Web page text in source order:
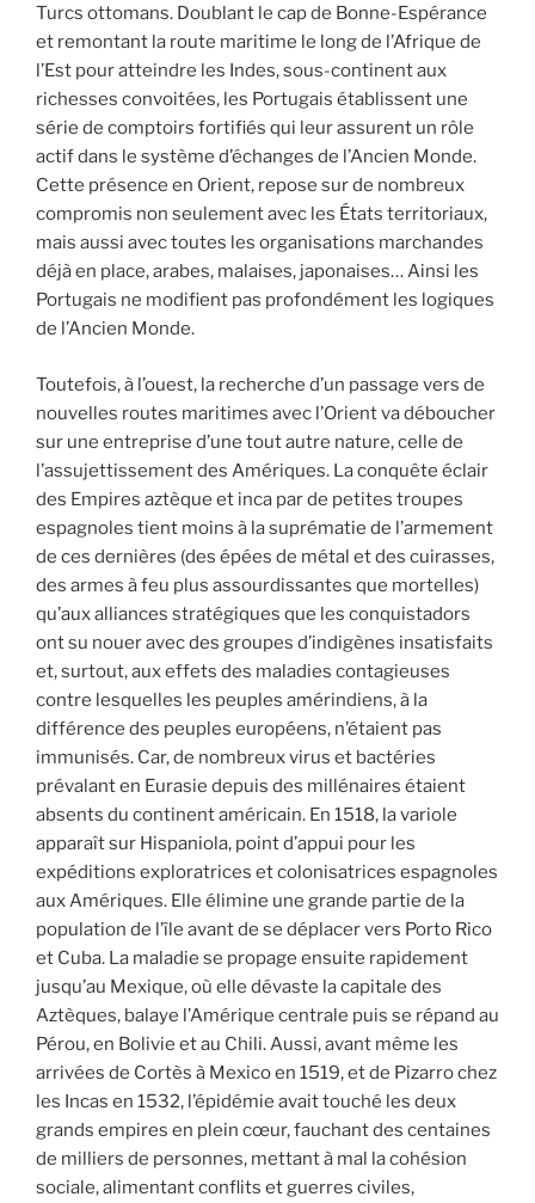
Turcs ottomans. Doublant le cap de Bonne-Espérance
et remontant la route maritime le long de l’Afrique de
l’Est pour atteindre les Indes, sous-continent aux
richesses convoitées, les Portugais établissent une
série de comptoirs fortifiés qui leur assurent un rôle
actif dans le système d’échanges de l’Ancien Monde.
Cette présence en Orient, repose sur de nombreux
compromis non seulement avec les États territoriaux,
mais aussi avec toutes les organisations marchandes
déjà en place, arabes, malaises, japonaises… Ainsi les
Portugais ne modifient pas profondément les logiques
de l’Ancien Monde.
Toutefois, à l’ouest, la recherche d’un passage vers de
nouvelles routes maritimes avec l’Orient va déboucher
sur une entreprise d’une tout autre nature, celle de
l’assujettissement des Amériques. La conquête éclair
des Empires aztèque et inca par de petites troupes
espagnoles tient moins à la suprématie de l’armement
de ces dernières (des épées de métal et des cuirasses,
des armes à feu plus assourdissantes que mortelles)
qu’aux alliances stratégiques que les conquistadors
ont su nouer avec des groupes d’indigènes insatisfaits
et, surtout, aux effets des maladies contagieuses
contre lesquelles les peuples amérindiens, à la
différence des peuples européens, n’étaient pas
immunisés. Car, de nombreux virus et bactéries
prévalant en Eurasie depuis des millénaires étaient
absents du continent américain. En 1518, la variole
apparaît sur Hispaniola, point d’appui pour les
expéditions exploratrices et colonisatrices espagnoles
aux Amériques. Elle élimine une grande partie de la
population de l’île avant de se déplacer vers Porto Rico
et Cuba. La maladie se propage ensuite rapidement
jusqu’au Mexique, où elle dévaste la capitale des
Aztèques, balaye l’Amérique centrale puis se répand au
Pérou, en Bolivie et au Chili. Aussi, avant même les
arrivées de Cortès à Mexico en 1519, et de Pizarro chez
les Incas en 1532, l’épidémie avait touché les deux
grands empires en plein cœur, fauchant des centaines
de milliers de personnes, mettant à mal la cohésion
sociale, alimentant conflits et guerres civiles,